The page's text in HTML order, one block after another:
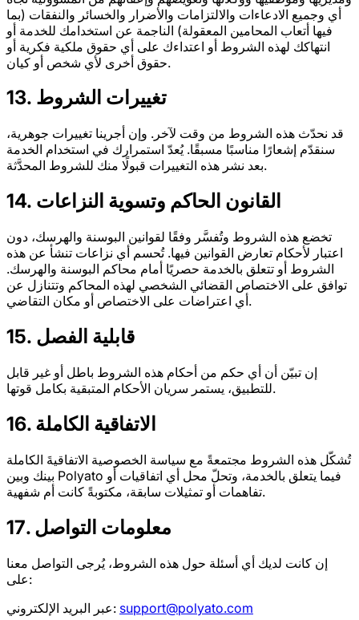
أي وجميع الادعاءات والالتزامات والأضرار والخسائر والنفقات (بما
فيها أتعاب المحامين المعقولة) الناجمة عن استخدامك للخدمة أو
انتهاكك لهذه الشروط أو اعتداءك على أي حقوق ملكية فكرية أو
حقوق أخرى لأي شخص أو كيان.
13. تغييرات الشروط
قد نحدّث هذه الشروط من وقت لآخر. وإن أجرينا تغييرات جوهرية،
سنقدّم إشعارًا مناسبًا مسبقًا. يُعدّ استمرارك في استخدام الخدمة
بعد نشر هذه التغييرات قبولًا منك للشروط المحدَّثة.
14. القانون الحاكم وتسوية النزاعات
تخضع هذه الشروط وتُفسَّر وفقًا لقوانين البوسنة والهرسك، دون
اعتبار لأحكام تعارض القوانين فيها. تُحسم أي نزاعات تنشأ عن هذه
الشروط أو تتعلق بالخدمة حصريًا أمام محاكم البوسنة والهرسك.
توافق على الاختصاص القضائي الشخصي لهذه المحاكم وتتنازل عن
أي اعتراضات على الاختصاص أو مكان التقاضي.
15. قابلية الفصل
إن تبيّن أن أي حكم من أحكام هذه الشروط باطل أو غير قابل
للتطبيق، يستمر سريان الأحكام المتبقية بكامل قوتها.
16. الاتفاقية الكاملة
تُشكّل هذه الشروط مجتمعةً مع سياسة الخصوصية الاتفاقيةَ الكاملة
بينك وبين Polyato فيما يتعلق بالخدمة، وتحلّ محل أي اتفاقيات أو
تفاهمات أو تمثيلات سابقة، مكتوبةً كانت أم شفهية.
17. معلومات التواصل
إن كانت لديك أي أسئلة حول هذه الشروط، يُرجى التواصل معنا
على:
عبر البريد الإلكتروني: support@polyato.com